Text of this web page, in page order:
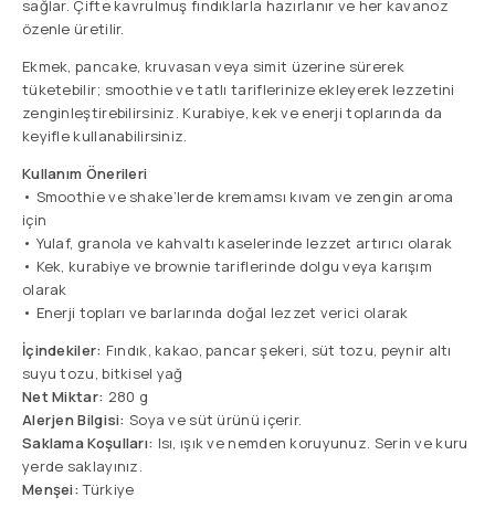
sağlar. Çifte kavrulmuş fındıklarla hazırlanır ve her kavanoz
özenle üretilir.
Ekmek, pancake, kruvasan veya simit üzerine sürerek
tüketebilir; smoothie ve tatlı tariflerinize ekleyerek lezzetini
zenginleştirebilirsiniz. Kurabiye, kek ve enerji toplarında da
keyifle kullanabilirsiniz.
Kullanım Önerileri
• Smoothie ve shake’lerde kremamsı kıvam ve zengin aroma
için
• Yulaf, granola ve kahvaltı kaselerinde lezzet artırıcı olarak
• Kek, kurabiye ve brownie tariflerinde dolgu veya karışım
olarak
• Enerji topları ve barlarında doğal lezzet verici olarak
İçindekiler: Fındık, kakao, pancar şekeri, süt tozu, peynir altı
suyu tozu, bitkisel yağ
Net Miktar: 280 g
Alerjen Bilgisi: Soya ve süt ürünü içerir.
Saklama Koşulları: Isı, ışık ve nemden koruyunuz. Serin ve kuru
yerde saklayınız.
Menşei:Türkiye